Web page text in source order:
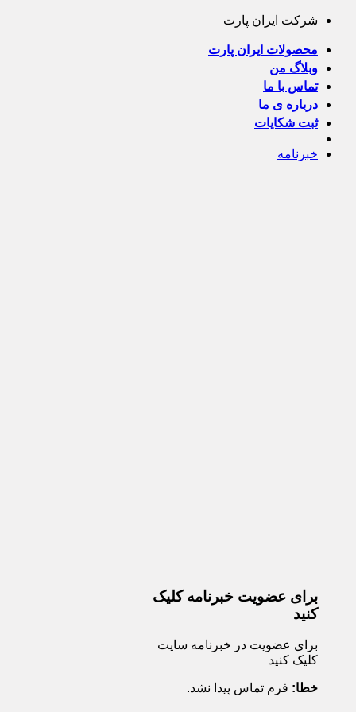
Skip
content
شرکت ایران پارت
محصولات ایران پارت
وبلاگ من
تماس با ما
درباره ی ما
ثبت شکایات
خبرنامه
برای عضویت خبرنامه کلیک
کنید
برای عضویت در خبرنامه سایت
کلیک کنید
خطا: فرم تماس پیدا نشد.